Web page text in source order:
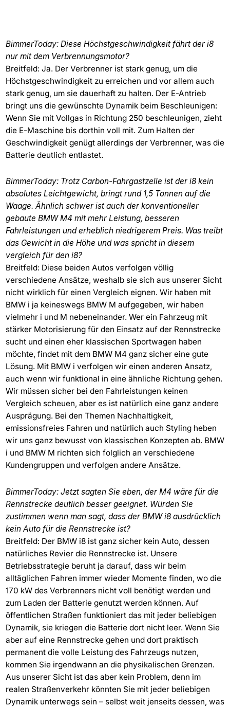
BimmerToday: Diese Höchstgeschwindigkeit fährt der i8
nur mit dem Verbrennungsmotor?
Breitfeld: Ja. Der Verbrenner ist stark genug, um die
Höchstgeschwindigkeit zu erreichen und vor allem auch
stark genug, um sie dauerhaft zu halten. Der E-Antrieb
bringt uns die gewünschte Dynamik beim Beschleunigen:
Wenn Sie mit Vollgas in Richtung 250 beschleunigen, zieht
die E-Maschine bis dorthin voll mit. Zum Halten der
Geschwindigkeit genügt allerdings der Verbrenner, was die
Batterie deutlich entlastet.
BimmerToday: Trotz Carbon-Fahrgastzelle ist der i8 kein
absolutes Leichtgewicht, bringt rund 1,5 Tonnen auf die
Waage. Ähnlich schwer ist auch der konventioneller
gebaute BMW M4 mit mehr Leistung, besseren
Fahrleistungen und erheblich niedrigerem Preis. Was treibt
das Gewicht in die Höhe und was spricht in diesem
vergleich für den i8?
Breitfeld: Diese beiden Autos verfolgen völlig
verschiedene Ansätze, weshalb sie sich aus unserer Sicht
nicht wirklich für einen Vergleich eignen. Wir haben mit
BMW i ja keineswegs BMW M aufgegeben, wir haben
vielmehr i und M nebeneinander. Wer ein Fahrzeug mit
stärker Motorisierung für den Einsatz auf der Rennstrecke
sucht und einen eher klassischen Sportwagen haben
möchte, findet mit dem BMW M4 ganz sicher eine gute
Lösung. Mit BMW i verfolgen wir einen anderen Ansatz,
auch wenn wir funktional in eine ähnliche Richtung gehen.
Wir müssen sicher bei den Fahrleistungen keinen
Vergleich scheuen, aber es ist natürlich eine ganz andere
Ausprägung. Bei den Themen Nachhaltigkeit,
emissionsfreies Fahren und natürlich auch Styling heben
wir uns ganz bewusst von klassischen Konzepten ab. BMW
i und BMW M richten sich folglich an verschiedene
Kundengruppen und verfolgen andere Ansätze.
BimmerToday: Jetzt sagten Sie eben, der M4 wäre für die
Rennstrecke deutlich besser geeignet. Würden Sie
zustimmen wenn man sagt, dass der BMW i8 ausdrücklich
kein Auto für die Rennstrecke ist?
Breitfeld: Der BMW i8 ist ganz sicher kein Auto, dessen
natürliches Revier die Rennstrecke ist. Unsere
Betriebsstrategie beruht ja darauf, dass wir beim
alltäglichen Fahren immer wieder Momente finden, wo die
170 kW des Verbrenners nicht voll benötigt werden und
zum Laden der Batterie genutzt werden können. Auf
öffentlichen Straßen funktioniert das mit jeder beliebigen
Dynamik, sie kriegen die Batterie dort nicht leer. Wenn Sie
aber auf eine Rennstrecke gehen und dort praktisch
permanent die volle Leistung des Fahrzeugs nutzen,
kommen Sie irgendwann an die physikalischen Grenzen.
Aus unserer Sicht ist das aber kein Problem, denn im
realen Straßenverkehr könnten Sie mit jeder beliebigen
Dynamik unterwegs sein – selbst weit jenseits dessen, was